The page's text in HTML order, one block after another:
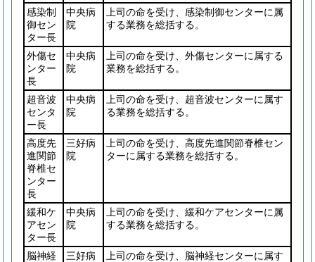
感染制
御セン
ター長
中央病
院
上司の命を受け、感染制御センターに属
する業務を総括する。
外傷セ
ンター
長
中央病
院
上司の命を受け、外傷センターに属する
業務を総括する。
超音波
センタ
ー長
中央病
院
上司の命を受け、超音波センターに属す
る業務を総括する。
高度先
進関節
脊椎セ
ンター
長
三好病
院
上司の命を受け、高度先進関節脊椎セン
ターに属する業務を総括する。
緩和ケ
アセン
ター長
中央病
院
上司の命を受け、緩和ケアセンターに属
する業務を総括する。
脳神経
三好病
上司の命を受け、脳神経センターに属す